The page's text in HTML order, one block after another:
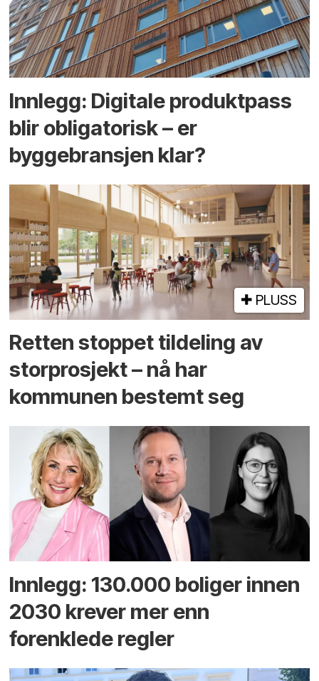
Innlegg: Digitale produktpass
blir obligatorisk – er
byggebransjen klar?
PLUSS
Retten stoppet tildeling av
storprosjekt – nå har
kommunen bestemt seg
Innlegg: 130.000 boliger innen
2030 krever mer enn
forenklede regler